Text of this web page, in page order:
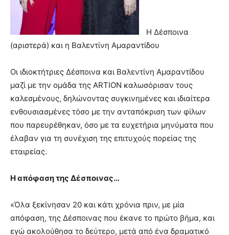
Η Δέσποινα
(αριστερά) και η Βαλεντίνη Αμαραντίδου
Οι ιδιοκτήτριες Δέσποινα και Βαλεντίνη Αμαραντίδου
μαζί με την ομάδα της ARTION καλωσόρισαν τους
καλεσμένους, δηλώνοντας συγκινημένες και ιδιαίτερα
ενθουσιασμένες τόσο με την ανταπόκριση των φίλων
που παρευρέθηκαν, όσο με τα ευχετήρια μηνύματα που
έλαβαν για τη συνέχιση της επιτυχούς πορείας της
εταιρείας.
Η απόφαση της Δέσποινας…
«Όλα ξεκίνησαν 20 και κάτι χρόνια πριν, με μία
απόφαση, της Δέσποινας που έκανε το πρώτο βήμα, και
εγώ ακολούθησα το δεύτερο, μετά από ένα δραματικό